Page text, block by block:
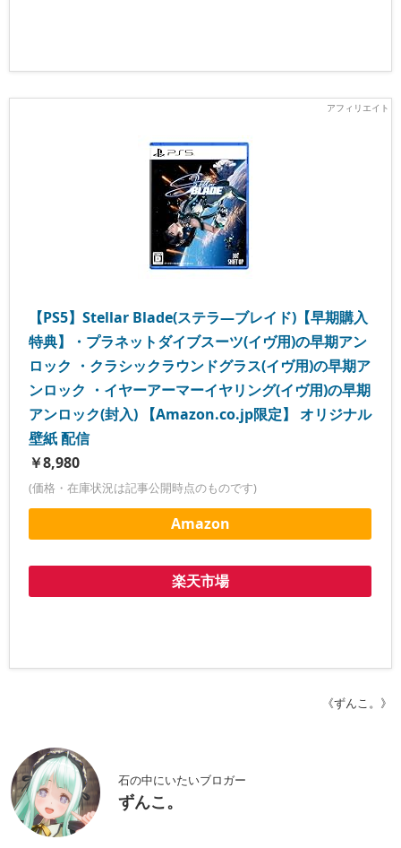
【PS5】Stellar Blade(ステラ―ブレイド)【早期購入
特典】・プラネットダイブスーツ(イヴ用)の早期アン
ロック ・クラシックラウンドグラス(イヴ用)の早期ア
ンロック ・イヤーアーマーイヤリング(イヴ用)の早期
アンロック(封入) 【Amazon.co.jp限定】 オリジナル
壁紙 配信
￥8,980
(価格・在庫状況は記事公開時点のものです)
Amazon
楽天市場
《ずんこ。》
石の中にいたいブロガー
ずんこ。